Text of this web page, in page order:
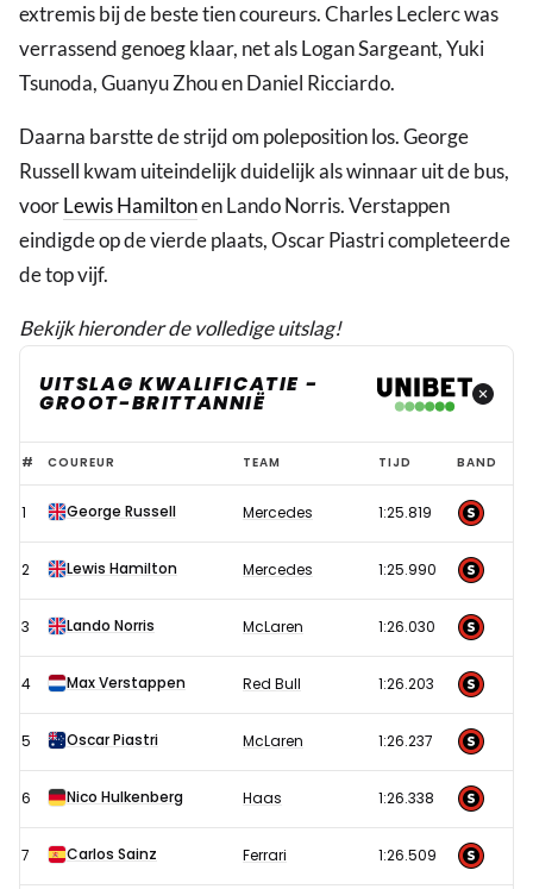
extremis bij de beste tien coureurs. Charles Leclerc was
verrassend genoeg klaar, net als Logan Sargeant, Yuki
Tsunoda, Guanyu Zhou en Daniel Ricciardo.
Daarna barstte de strijd om poleposition los. George
Russell kwam uiteindelijk duidelijk als winnaar uit de bus,
voorLewis Hamiltonen Lando Norris. Verstappen
eindigde op de vierde plaats, Oscar Piastri completeerde
de top vijf.
Bekijk hieronder de volledige uitslag!
UITSLAG KWALIFICATIE -
GROOT-BRITTANNIË
Uitslag
kwalificatie
Formule
1
Groot-
Brittannië
2024
# COUREUR TEAM TIJD BAND
1 George Russell Mercedes 1:25.819
2 Lewis Hamilton Mercedes 1:25.990
3 Lando Norris McLaren 1:26.030
4 Max Verstappen Red Bull 1:26.203
5 Oscar Piastri McLaren 1:26.237
6 Nico Hulkenberg Haas 1:26.338
7 Carlos Sainz Ferrari 1:26.509